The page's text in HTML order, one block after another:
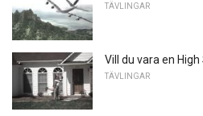
TÄVLINGAR
Vill du vara en
TÄVLINGAR